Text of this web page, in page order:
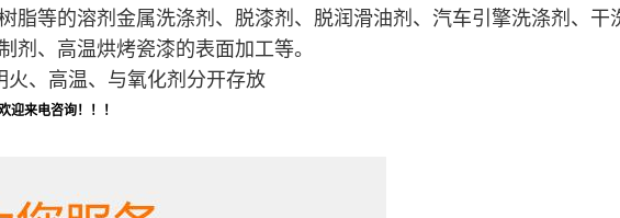
脂等的溶剂金属洗涤剂、脱漆剂、脱润滑油剂、汽车引擎洗涤剂、干
剂、高温烘烤瓷漆的表面加工等。
、高温、与氧化剂分开存放
迎来电咨询！！！